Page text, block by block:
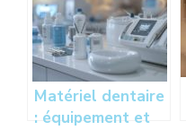
l’opération
d’arrachage d’une
dent
Matériel dentaire
: équipement et